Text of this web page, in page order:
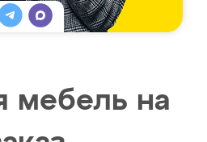
мебель на